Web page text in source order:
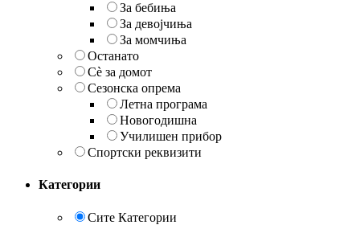
За бебиња
За девојчиња
За момчиња
Останато
Сè за домот
Сезонска опрема
Летна програма
Новогодишна
Училишен прибор
Спортски реквизити
Категории
Сите Категории